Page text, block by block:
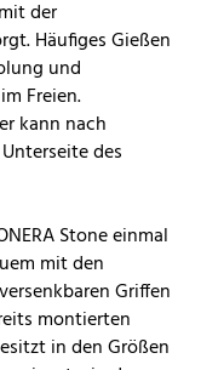
der
Häufiges Gießen
und
Freien.
kann nach
des
Stone einmal
mit den
Griffen
montierten
in den Größen